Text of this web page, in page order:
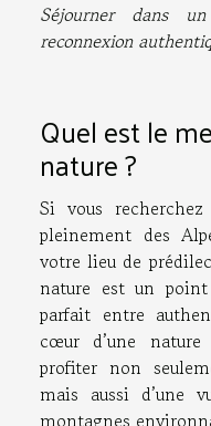
Séjourner dans
reconnexion
Quel est le
nature ?
Si vous
pleinement des
votre lieu de
nature est un
parfait entre
cœur d’une
profiter non
mais aussi d’une